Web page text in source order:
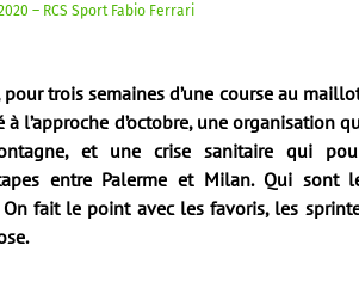
– RCS Sport Fabio Ferrari
pour trois semaines d’une course au
l’approche d’octobre, une organisation
et une crise sanitaire qui
entre Palerme et Milan. Qui sont
fait le point avec les favoris, les